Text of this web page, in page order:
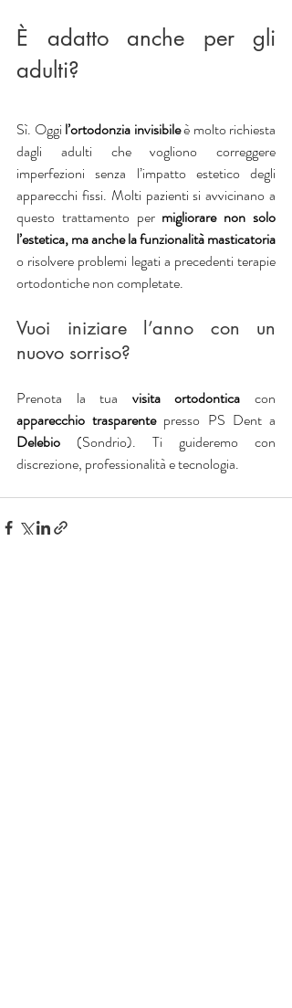
È adatto anche per gli
adulti?
Sì. Oggi l’ortodonzia invisibile è molto richiesta
dagli adulti che vogliono correggere
imperfezioni senza l’impatto estetico degli
apparecchi fissi. Molti pazienti si avvicinano a
questo trattamento per migliorare non solo
o risolvere problemi legati a precedenti terapie
ortodontiche non completate.
Vuoi iniziare l’anno con un
nuovo sorriso?
Prenota la tua visita ortodontica
apparecchio trasparente
Delebio (Sondrio). Ti guideremo con
discrezione, professionalità e tecnologia.